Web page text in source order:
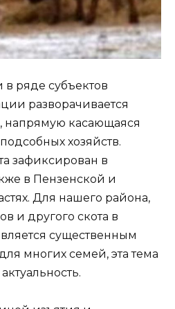
ряде субъектов
разворачивается
напрямую касающаяся
хозяйств.
зафиксирован в
в Пензенской и
Для нашего района,
и другого скота в
существенным
многих семей, эта тема